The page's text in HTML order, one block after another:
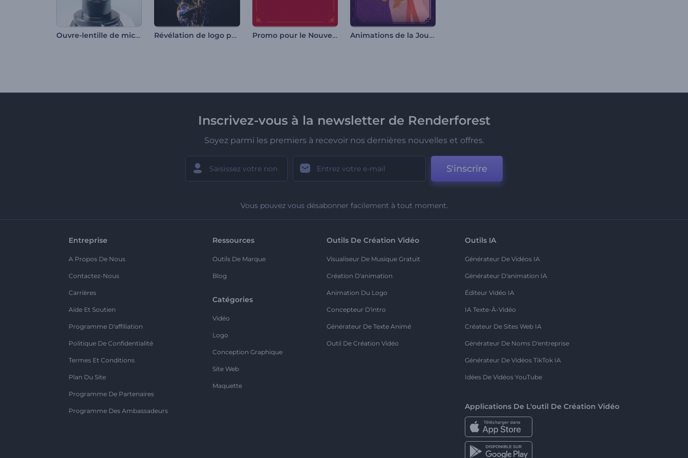
Ouvre-lentille de microscope Révélation de logo particules fluides Promo pour le Nouvel An Chinois Animations de la Journée de l'Indépendance de l'Inde
Inscrivez-vous à la newsletter de Renderforest
Soyez parmi les premiers à recevoir nos dernières nouvelles et offres.
S'inscrire
Vous pouvez vous désabonner facilement à tout moment.
Entreprise
A Propos De Nous
Contactez-Nous
Carrières
Aide Et Soutien
Programme D'affiliation
Politique De Confidentialité
Termes Et Conditions
Plan Du Site
Programme De Partenaires
Programme Des Ambassadeurs
Ressources
Outils De Marque
Blog
Catégories
Vidéo
Logo
Conception Graphique
Site Web
Maquette
Outils De Création Vidéo
Visualiseur De Musique Gratuit
Création D'animation
Animation Du Logo
Concepteur D'intro
Générateur De Texte Animé
Outil De Création Vidéo
Outils IA
Générateur De Vidéos IA
Générateur D'animation IA
Éditeur Vidéo IA
IA Texte-À-Vidéo
Créateur De Sites Web IA
Générateur De Noms D'entreprise
Générateur De Vidéos TikTok IA
Idées De Vidéos YouTube
Applications De L'outil De Création Vidéo